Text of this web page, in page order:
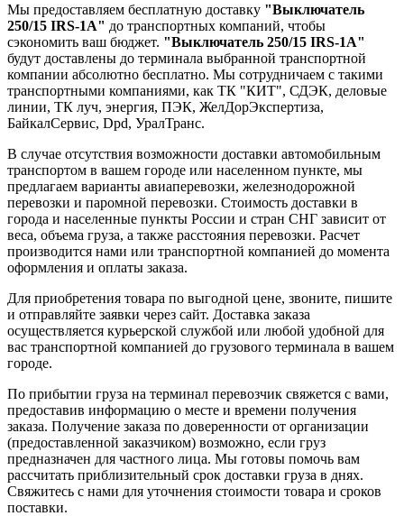
Мы предоставляем бесплатную доставку "Выключатель
250/15 IRS-1A" до транспортных компаний, чтобы
сэкономить ваш бюджет. "Выключатель 250/15 IRS-1A"
будут доставлены до терминала выбранной транспортной
компании абсолютно бесплатно. Мы сотрудничаем с такими
транспортными компаниями, как ТК "КИТ", СДЭК, деловые
линии, ТК луч, энергия, ПЭК, ЖелДорЭкспертиза,
БайкалСервис, Dpd, УралТранс.
В случае отсутствия возможности доставки автомобильным
транспортом в вашем городе или населенном пункте, мы
предлагаем варианты авиаперевозки, железнодорожной
перевозки и паромной перевозки. Стоимость доставки в
города и населенные пункты России и стран СНГ зависит от
веса, объема груза, а также расстояния перевозки. Расчет
производится нами или транспортной компанией до момента
оформления и оплаты заказа.
Для приобретения товара по выгодной цене, звоните, пишите
и отправляйте заявки через сайт. Доставка заказа
осуществляется курьерской службой или любой удобной для
вас транспортной компанией до грузового терминала в вашем
городе.
По прибытии груза на терминал перевозчик свяжется с вами,
предоставив информацию о месте и времени получения
заказа. Получение заказа по доверенности от организации
(предоставленной заказчиком) возможно, если груз
предназначен для частного лица. Мы готовы помочь вам
рассчитать приблизительный срок доставки груза в днях.
Свяжитесь с нами для уточнения стоимости товара и сроков
поставки.